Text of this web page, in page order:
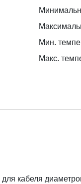
Мин.
Макс.
кабеля